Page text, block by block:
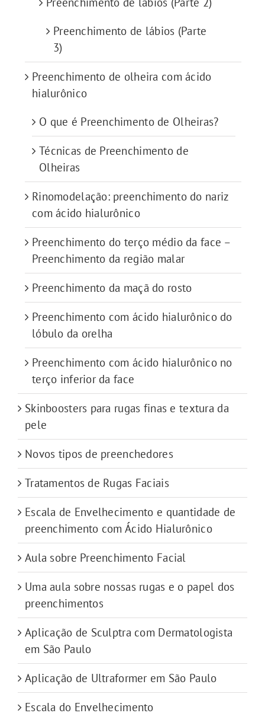
Preenchimento de lábios (Parte
3)
Preenchimento de olheira com ácido
hialurônico
O que é Preenchimento de Olheiras?
Técnicas de Preenchimento de
Olheiras
Rinomodelação: preenchimento do nariz
com ácido hialurônico
Preenchimento do terço médio da face –
Preenchimento da região malar
Preenchimento da maçã do rosto
Preenchimento com ácido hialurônico do
lóbulo da orelha
Preenchimento com ácido hialurônico no
terço inferior da face
Skinboosters para rugas finas e textura da
pele
Novos tipos de preenchedores
Tratamentos de Rugas Faciais
Escala de Envelhecimento e quantidade de
preenchimento com Ácido Hialurônico
Aula sobre Preenchimento Facial
Uma aula sobre nossas rugas e o papel dos
preenchimentos
Aplicação de Sculptra com Dermatologista
em São Paulo
Aplicação de Ultraformer em São Paulo
Escala do Envelhecimento